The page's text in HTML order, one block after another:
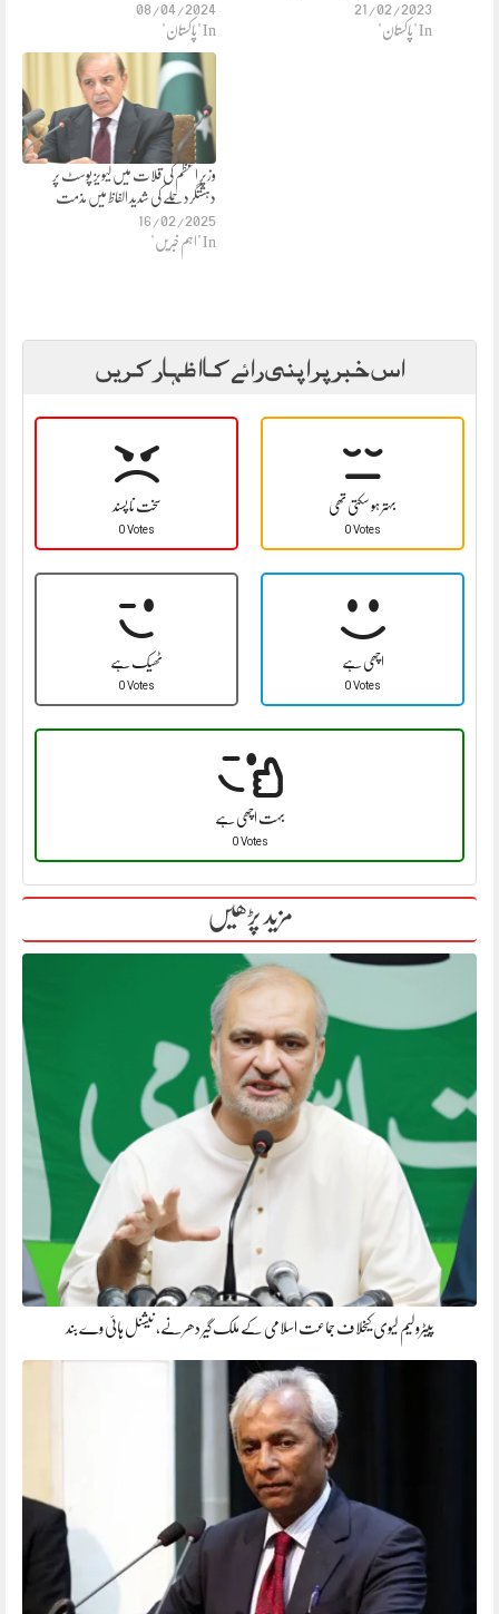
08/04/2024
In "پاکستان"
21/02/2023
In "پاکستان"
وزیرِ اعظم کی قلات میں لیویز پوسٹ پر
دہشتگرد حملے کی شدید الفاظ میں مذمت
16/02/2025
In "اہم خبریں"
اس خبر پر اپنی رائے کا اظہار کریں
سخت نا پسند
0 Votes
بہتر ہو سکتی تھی
0 Votes
ٹھیک ہے
0 Votes
اچھی ہے
0 Votes
بہت اچھی ہے
0 Votes
مزید پڑھیں
پیٹرولیم لیوی کیخلاف جماعت اسلامی کے ملک گیر دھرنے، نیشنل ہائی وے بند